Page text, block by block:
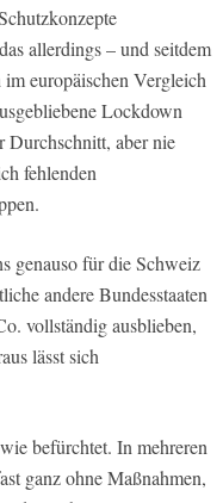
allerdings – und seitdem
europäischen Vergleich
Lockdown
Durchschnitt, aber nie
fehlenden
genauso für die Schweiz
andere Bundesstaaten
vollständig ausblieben,
lässt sich
befürchtet. In mehreren
ganz ohne Maßnahmen,